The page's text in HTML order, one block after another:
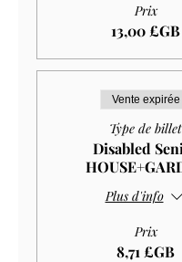
Prix
13,00 £GB
Vente expirée
Type de billet
Disabled
Plus d'info
Prix
8,71 £GB